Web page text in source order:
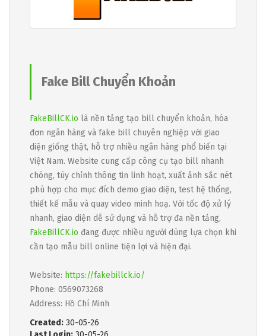
Fake Bill Chuyển Khoản
FakeBillCK.io là nền tảng tạo bill chuyển khoản, hóa
đơn ngân hàng và fake bill chuyên nghiệp với giao
diện giống thật, hỗ trợ nhiều ngân hàng phổ biến tại
Việt Nam. Website cung cấp công cụ tạo bill nhanh
chóng, tùy chỉnh thông tin linh hoạt, xuất ảnh sắc nét
phù hợp cho mục đích demo giao diện, test hệ thống,
thiết kế mẫu và quay video minh hoạ. Với tốc độ xử lý
nhanh, giao diện dễ sử dụng và hỗ trợ đa nền tảng,
FakeBillCK.io đang được nhiều người dùng lựa chọn khi
cần tạo mẫu bill online tiện lợi và hiện đại.
Website: https://fakebillck.io/
Phone: 0569073268
Address: Hồ Chí Minh
Created: 30-05-26